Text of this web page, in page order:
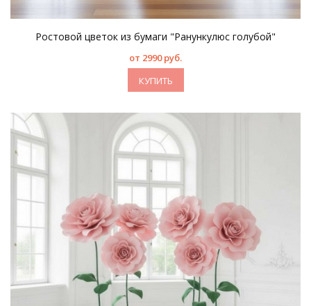
Ростовой цветок из бумаги "Ранункулюс голубой"
от 2990 руб.
КУПИТЬ